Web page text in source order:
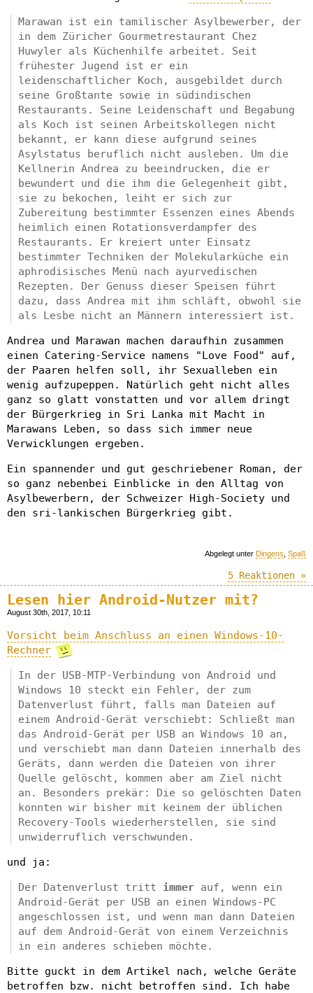
Marawan ist ein tamilischer Asylbewerber, der
in dem Züricher Gourmetrestaurant Chez
Huwyler als Küchenhilfe arbeitet. Seit
frühester Jugend ist er ein
leidenschaftlicher Koch, ausgebildet durch
seine Großtante sowie in südindischen
Restaurants. Seine Leidenschaft und Begabung
als Koch ist seinen Arbeitskollegen nicht
bekannt, er kann diese aufgrund seines
Asylstatus beruflich nicht ausleben. Um die
Kellnerin Andrea zu beeindrucken, die er
bewundert und die ihm die Gelegenheit gibt,
sie zu bekochen, leiht er sich zur
Zubereitung bestimmter Essenzen eines Abends
heimlich einen Rotationsverdampfer des
Restaurants. Er kreiert unter Einsatz
bestimmter Techniken der Molekularküche ein
aphrodisisches Menü nach ayurvedischen
Rezepten. Der Genuss dieser Speisen führt
dazu, dass Andrea mit ihm schläft, obwohl sie
als Lesbe nicht an Männern interessiert ist.
Andrea und Marawan machen daraufhin zusammen
einen Catering-Service namens "Love Food" auf,
der Paaren helfen soll, ihr Sexualleben ein
wenig aufzupeppen. Natürlich geht nicht alles
ganz so glatt vonstatten und vor allem dringt
der Bürgerkrieg in Sri Lanka mit Macht in
Marawans Leben, so dass sich immer neue
Verwicklungen ergeben.
Ein spannender und gut geschriebener Roman, der
so ganz nebenbei Einblicke in den Alltag von
Asylbewerbern, der Schweizer High-Society und
den sri-lankischen Bürgerkrieg gibt.
Abgelegt unter Dingens Spaß
5 Reaktionen »
Lesen hier Android-Nutzer mit?
August 30th, 2017, 10:11
Vorsicht beim Anschluss an einen Windows-10-
Rechner
In der USB-MTP-Verbindung von Android und
Windows 10 steckt ein Fehler, der zum
Datenverlust führt, falls man Dateien auf
einem Android-Gerät verschiebt: Schließt man
das Android-Gerät per USB an Windows 10 an,
und verschiebt man dann Dateien innerhalb des
Geräts, dann werden die Dateien von ihrer
Quelle gelöscht, kommen aber am Ziel nicht
an. Besonders prekär: Die so gelöschten Daten
konnten wir bisher mit keinem der üblichen
Recovery-Tools wiederherstellen, sie sind
unwiderruflich verschwunden.
und ja:
Der Datenverlust tritt immer auf, wenn ein
Android-Gerät per USB an einen Windows-PC
angeschlossen ist, und wenn man dann Dateien
auf dem Android-Gerät von einem Verzeichnis
in ein anderes schieben möchte.
Bitte guckt in dem Artikel nach, welche Geräte
betroffen bzw. nicht betroffen sind. Ich habe